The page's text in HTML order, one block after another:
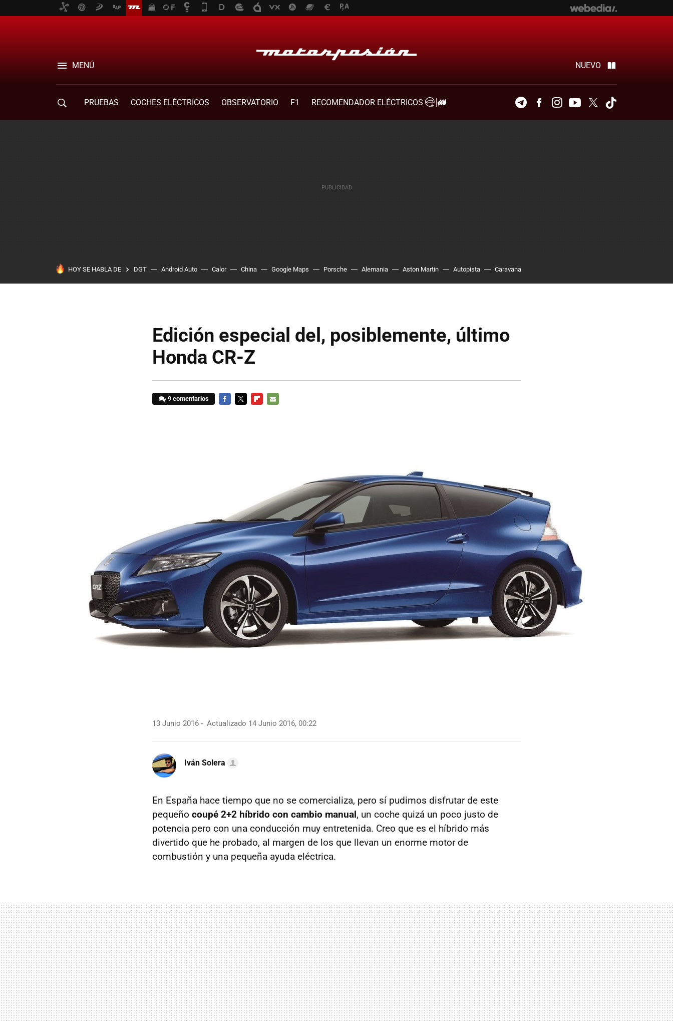
MENÚ NUEVO
PRUEBAS COCHES ELÉCTRICOS OBSERVATORIO F1
RECOMENDADOR ELÉCTRICOS
TelegramFacebookInstagramYoutubeTwitter
HOY SE HABLA DE DGT Android Auto Calor China Google Maps Porsche Alemania Aston Martin Autopista Caravana
Edición especial del, posiblemente, último
Honda CR-Z
9 comentarios
13 Junio 2016 Actualizado 14 Junio 2016, 00:22
Iván Solera
En España hace tiempo que no se comercializa, pero sí pudimos disfrutar de este
pequeño coupé 2+2 híbrido con cambio manual, un coche quizá un poco justo de
potencia pero con una conducción muy entretenida. Creo que es el híbrido más
divertido que he probado, al margen de los que llevan un enorme motor de
combustión y una pequeña ayuda eléctrica.